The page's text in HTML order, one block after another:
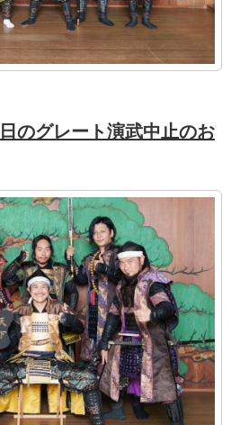
のグレート演武中止のお